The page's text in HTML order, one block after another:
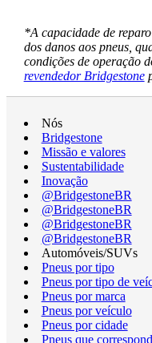
*A capacidade de
dos danos aos pneus,
condições de operação
revendedor Bridgestone
Nós
Bridgestone
Missão e valores
Sustentabilidade
Inovação
@BridgestoneBR
@BridgestoneBR
@BridgestoneBR
@BridgestoneBR
Automóveis/SUVs
Pneus por tipo
Pneus por tipo de
Pneus por marca
Pneus por veículo
Pneus por cidade
Pneus que